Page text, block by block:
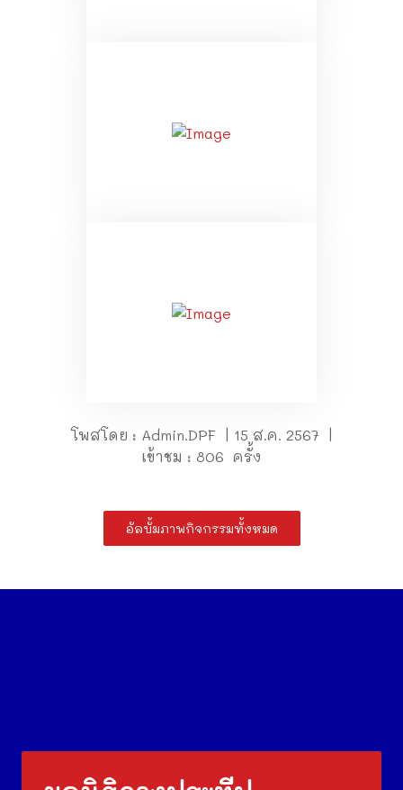
โพสโดย : Admin.DPF | 15 ส.ค. 2567 |
เข้าชม : 806 ครั้ง
อัลบั้มภาพกิจกรรมทั้งหมด